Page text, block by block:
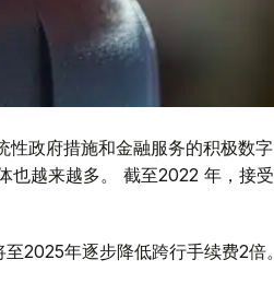
性政府措施和金融服务的积极数字
也越来越多。 截至2022 年，接受
2025年逐步降低跨行手续费2倍。